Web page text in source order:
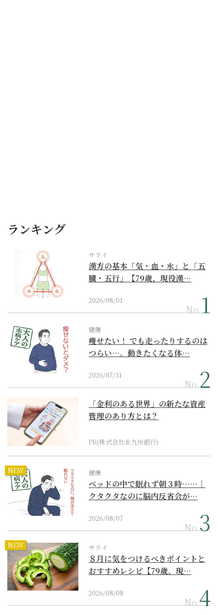
ランキング
サライ
漢方の基本「気・血・水」と「五
臓・五行」【79歳、現役漢…
2026/08/01
No.
健康
痩せたい！ でも走ったりするのは
つらい…。動きたくなる体…
2026/07/31
No.
「金利のある世界」の新たな資産
管理のあり方とは？
PR(株式会社北九州銀行)
NEW 健康
ベッドの中で眠れず朝３時……｜
クタクタなのに脳内反省会が…
2026/08/07
No.
NEW サライ
８月に気をつけるべきポイントと
おすすめレシピ【79歳、現…
2026/08/08
No.